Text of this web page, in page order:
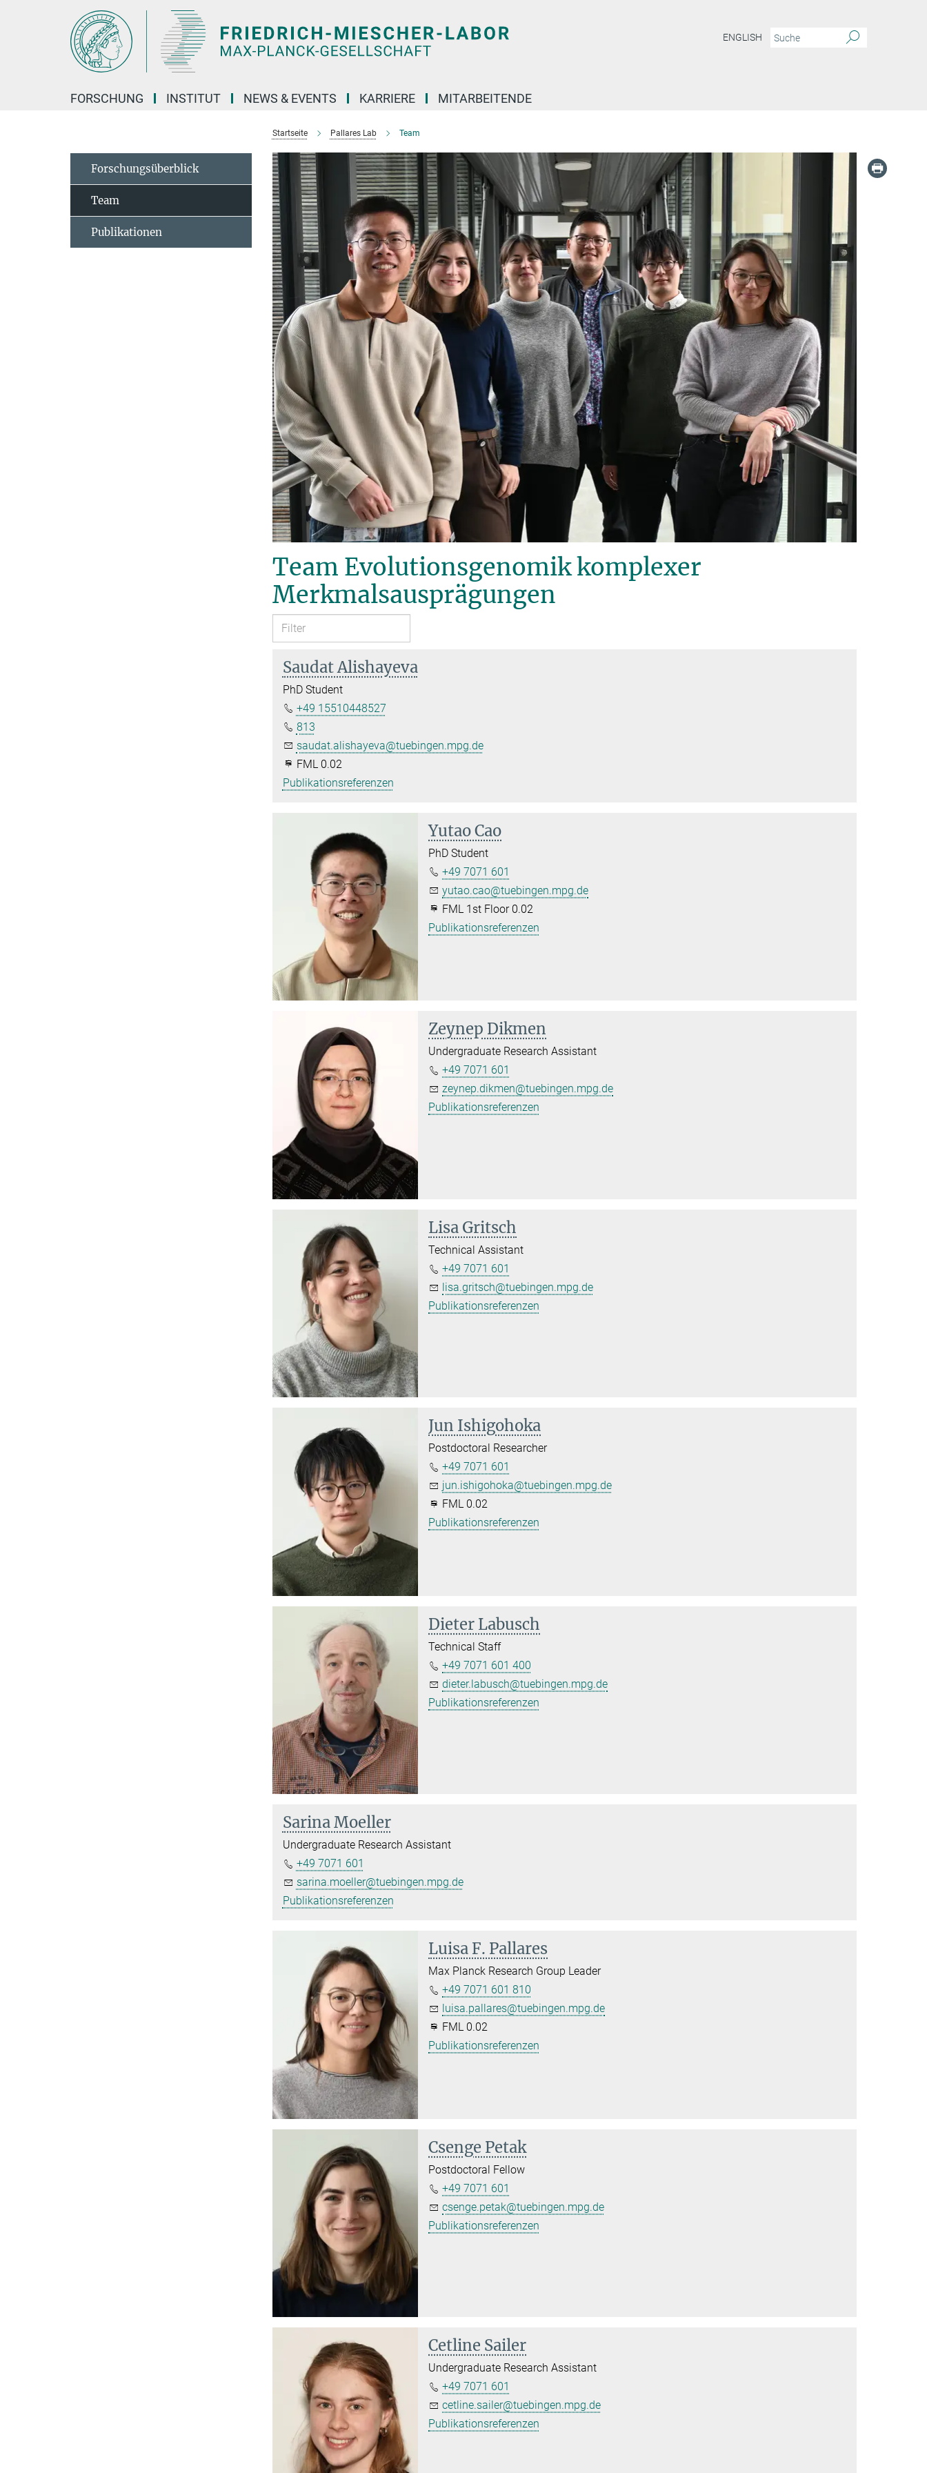
ENGLISH
FORSCHUNG INSTITUT NEWS & EVENTS KARRIERE MITARBEITENDE
Startseite Pallares Lab Team
Team Evolutionsgenomik komplexer
Merkmalsausprägungen
Saudat Alishayeva
PhD Student
+49 15510448527
813
saudat.alishayeva@tuebingen.mpg.de
FML 0.02
Publikationsreferenzen
Yutao Cao
PhD Student
+49 7071 601
yutao.cao@tuebingen.mpg.de
FML 1st Floor 0.02
Publikationsreferenzen
Zeynep Dikmen
Undergraduate Research Assistant
+49 7071 601
zeynep.dikmen@tuebingen.mpg.de
Publikationsreferenzen
Lisa Gritsch
Technical Assistant
+49 7071 601
lisa.gritsch@tuebingen.mpg.de
Publikationsreferenzen
Jun Ishigohoka
Postdoctoral Researcher
+49 7071 601
jun.ishigohoka@tuebingen.mpg.de
FML 0.02
Publikationsreferenzen
Dieter Labusch
Technical Staff
+49 7071 601 400
dieter.labusch@tuebingen.mpg.de
Publikationsreferenzen
Sarina Moeller
Undergraduate Research Assistant
+49 7071 601
sarina.moeller@tuebingen.mpg.de
Publikationsreferenzen
Luisa F. Pallares
Max Planck Research Group Leader
+49 7071 601 810
luisa.pallares@tuebingen.mpg.de
FML 0.02
Publikationsreferenzen
Csenge Petak
Postdoctoral Fellow
+49 7071 601
csenge.petak@tuebingen.mpg.de
Publikationsreferenzen
Cetline Sailer
Undergraduate Research Assistant
+49 7071 601
cetline.sailer@tuebingen.mpg.de
Publikationsreferenzen
Forschungsüberblick
Team
Publikationen